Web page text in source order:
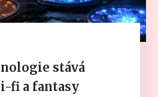
stává
fi a fantasy